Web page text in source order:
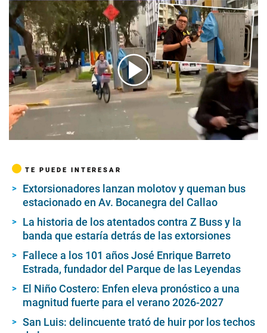
00:00 /04:17
TE PUEDE INTERESAR
Extorsionadores lanzan molotov y queman bus
estacionado en Av. Bocanegra del Callao
La historia de los atentados contra Z Buss y la
banda que estaría detrás de las extorsiones
Fallece a los 101 años José Enrique Barreto
Estrada, fundador del Parque de las Leyendas
El Niño Costero: Enfen eleva pronóstico a una
magnitud fuerte para el verano 2026-2027
San Luis: delincuente trató de huir por los techos